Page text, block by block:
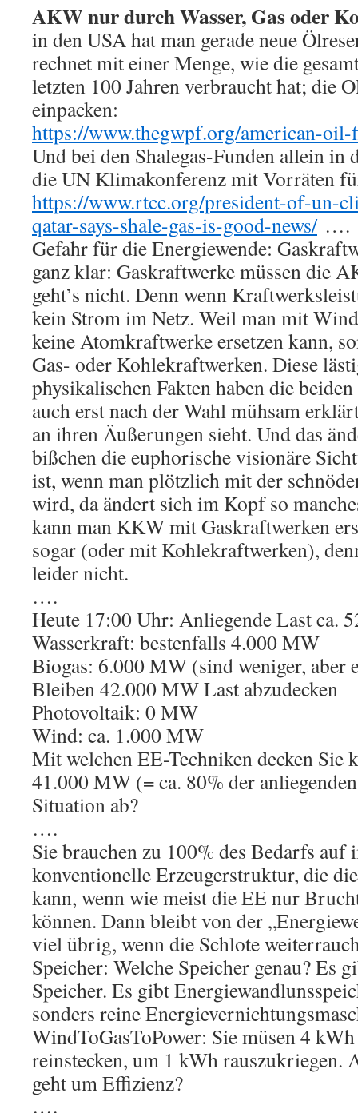
AKW nur durch Wasser, Gas oder
in den USA hat man gerade neue
rechnet mit einer Menge, wie die
letzten 100 Jahren verbraucht hat; die
einpacken:
https://www.thegwpf.org/american-
Und bei den Shalegas-Funden allein in
die UN Klimakonferenz mit Vorräten
https://www.rtcc.org/president-of-un-
qatar-says-shale-gas-is-good-news/….
Gefahr für die Energiewende:
ganz klar: Gaskraftwerke müssen die
geht’s nicht. Denn wenn
kein Strom im Netz. Weil man mit
keine Atomkraftwerke ersetzen kann,
Gas- oder Kohlekraftwerken. Diese
physikalischen Fakten haben die
auch erst nach der Wahl mühsam
an ihren Äußerungen sieht. Und das
bißchen die euphorische visionäre
ist, wenn man plötzlich mit der
wird, da ändert sich im Kopf so
kann man KKW mit Gaskraftwerken
sogar (oder mit Kohlekraftwerken),
leider nicht.
….
Heute 17:00 Uhr: Anliegende Last ca.
Wasserkraft: bestenfalls 4.000 MW
Biogas: 6.000 MW (sind weniger, aber
Bleiben 42.000 MW Last abzudecken
Photovoltaik: 0 MW
Wind: ca. 1.000 MW
Mit welchen EE-Techniken decken Sie
41.000 MW (= ca. 80% der
Situation ab?
….
Sie brauchen zu 100% des Bedarfs auf
konventionelle Erzeugerstruktur, die
kann, wenn wie meist die EE nur
können. Dann bleibt von der
viel übrig, wenn die Schlote
Speicher: Welche Speicher genau? Es
Speicher. Es gibt
sonders reine
WindToGasToPower: Sie müsen 4
reinstecken, um 1 kWh rauszukriegen.
geht um Effizienz?
….